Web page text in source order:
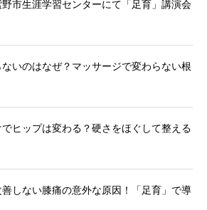
野市生涯学習センターにて「足育」講演会
いのはなぜ？マッサージで変わらない根
ヒップは変わる？硬さをほぐして整える
しない膝痛の意外な原因！「足育」で導